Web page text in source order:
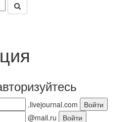
.livejournal.com
@mail.ru